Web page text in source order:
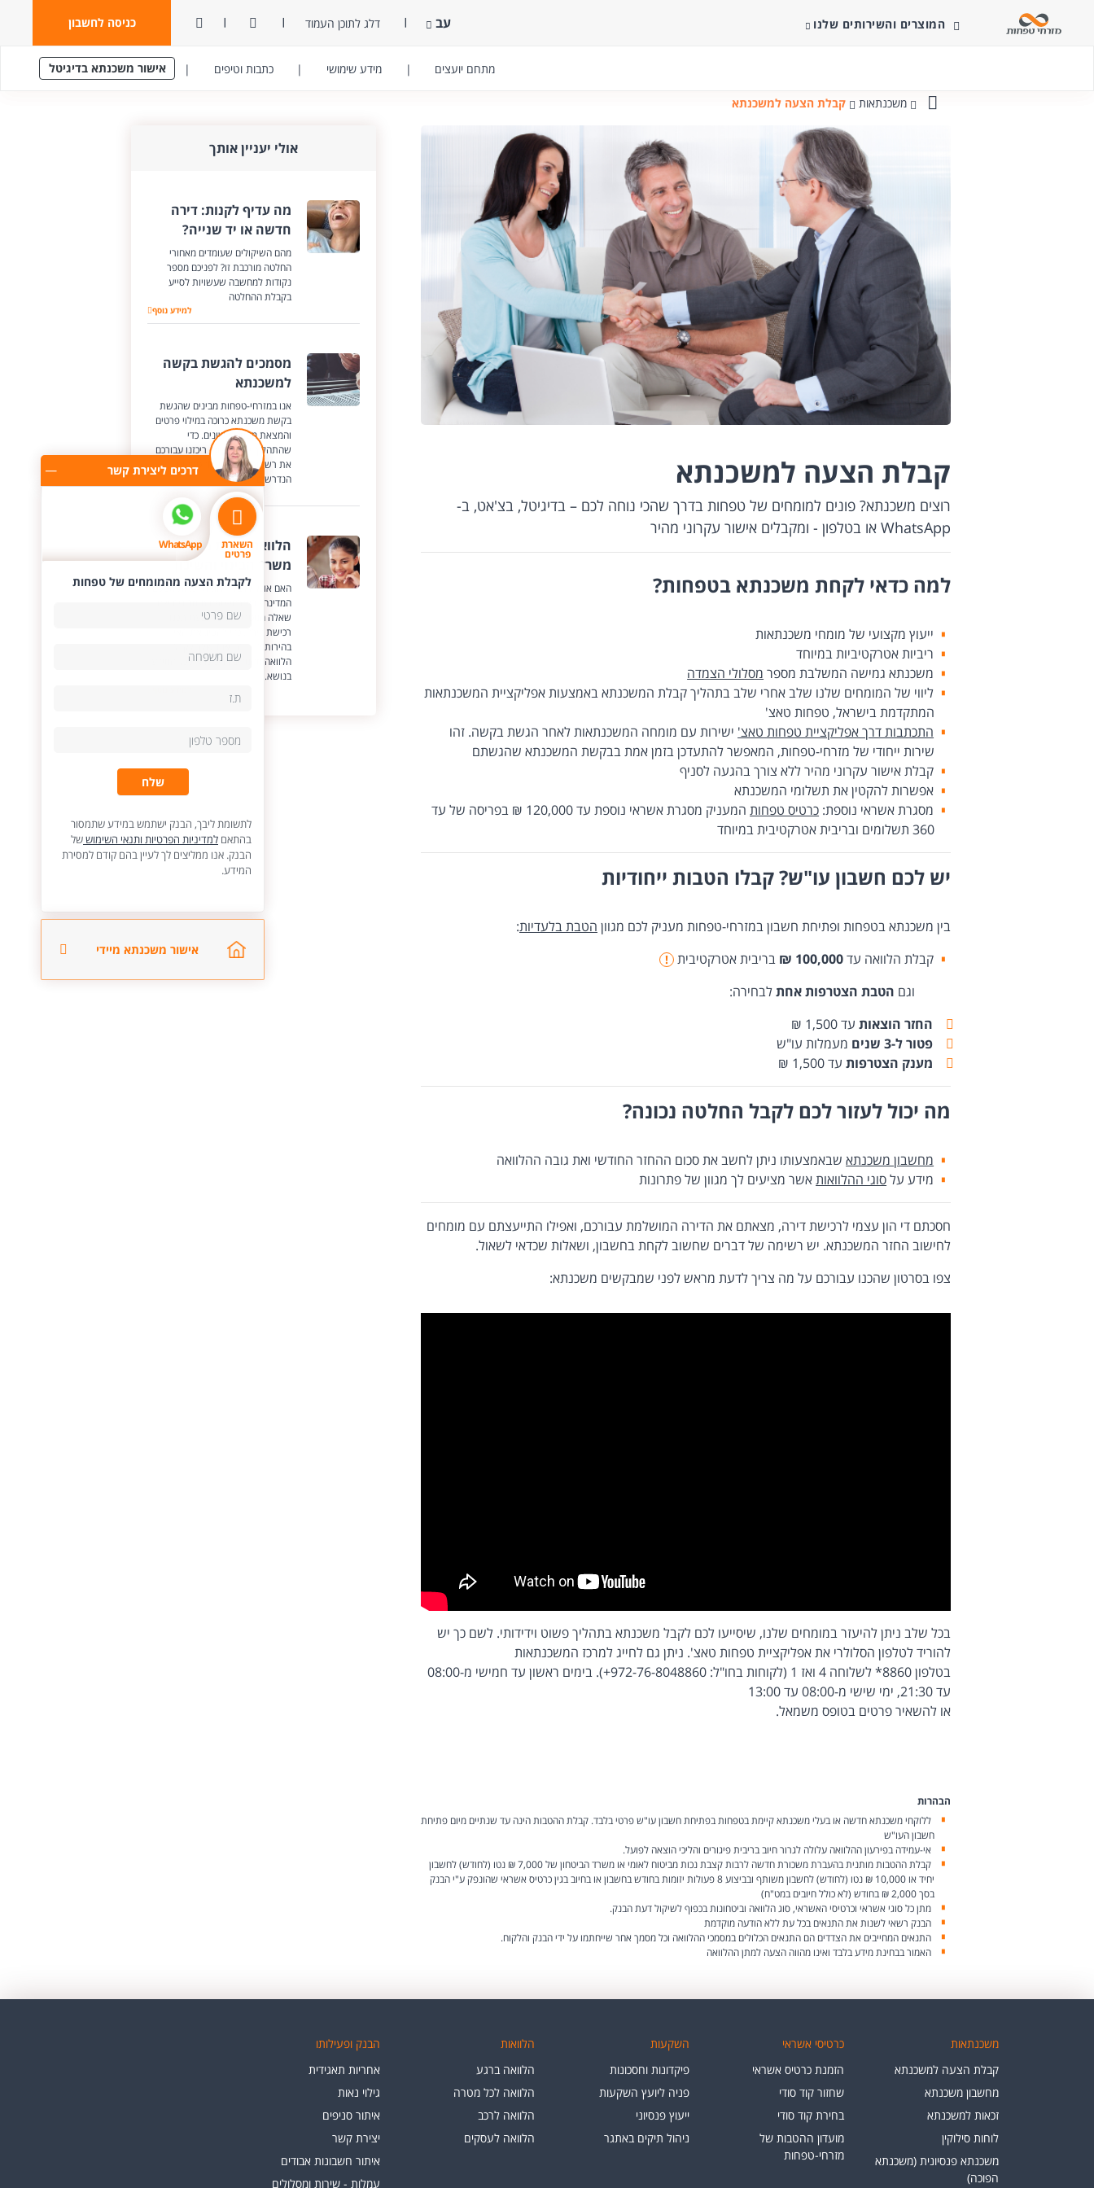
ניגודיות כניסה לחשבוןפתח חיפוש דלג לתוכן העמוד עב המוצרים והשירותים שלנו
מתחם יועצים | מידע שימושי | כתבות וטיפים | אישור משכנתא בדיגיטל
משכנתאות קבלת הצעה למשכנתא
קבלת הצעה למשכנתא
רוצים משכנתא? פונים למומחים של טפחות בדרך שהכי נוחה לכם – בדיגיטל, בצ'אט, ב-
WhatsApp או בטלפון - ומקבלים אישור עקרוני מהיר
למה כדאי לקחת משכנתא בטפחות?
ייעוץ מקצועי של מומחי משכנתאות
ריביות אטרקטיביות במיוחד
משכנתא גמישה​ המשלבת מספר מסלולי הצמדה
ליווי של המומחים שלנו שלב אחרי שלב בתהליך קבלת המשכנתא באמצעות אפליקציית המשכנתאות
המתקדמת בישראל, טפחות טאצ'
התכתבות דרך אפליקציית טפחות טאצ' ישירות עם מומחה המשכנתאות לאחר הגשת בקשה. זהו
שירות ייחודי של מזרחי-טפחות, המאפשר להתעדכן בזמן אמת בבקשת המשכנתא שהגשתם
קבלת אישור עקרוני מהיר ללא צורך בהגעה לסניף
אפשרות להקטין את תשלומי המשכנתא
מסגרת אשראי נוספת: כרטיס טפחות
המעניק מסגרת אשראי נוספת עד 120,000 ₪ בפריסה של עד
360 תשלומים ובריבית אטרקטיבית במיוחד
יש לכם חשבון עו"ש? קבלו הטבות ייחודיות
בין משכנתא בטפחות ופתיחת חשבון במזרחי-טפחות מעניק לכם מגוון הטבת בלעדיות:
קבלת הלוואה עד100,000 ₪ בריבית אטרקטיבית !
וגם הטבת הצטרפות אחתלבחירה:
החזר הוצאותעד 1,500 ₪
פטור ל-3 שנים
מעמלות עו"ש
מענק הצטרפות עד 1,500 ₪
מה יכול לעזור לכם לקבל החלטה נכונה?
מחשבון משכנתאשבאמצעותו ניתן לחשב את סכום ההחזר החודשי ואת גובה ההלוואה
מידע עלסוגי ההלוואותאשר מציעים לך מגוון של פתרונות
חסכתם די הון עצמי לרכישת דירה, מצאתם את הדירה המושלמת עבורכם, ואפילו התייעצתם עם מומחים
לחישוב החזר המשכנתא. יש רשימה של דברים שחשוב לקחת בחשבון, ושאלות שכדאי לשאול.
צפו בסרטון שהכנו עבורכם על מה צריך לדעת מראש לפני שמבקשים משכנתא:
בכל שלב ניתן להיעזר במומחים שלנו, שיסייעו לכם לקבל משכנתא בתהליך פשוט וידידותי. לשם כך יש
להוריד לטלפון הסלולרי את אפליקציית טפחות טאצ'. ניתן גם לחייג למרכז המשכנתאות
בטלפון 8860* לשלוחה 4 ואז 1 (לקוחות בחו"ל: 972-76-8048860+). בימים ראשון עד חמישי מ-08:00
עד 21:30, ימי שישי מ-08:00 עד 13:00
או להשאיר פרטים בטופס משמאל.
הבהרות
ללוקחי משכנתא חדשה או בעלי משכנתא קיימת בטפחות בפתיחת חשבון עו"ש פרטי בלבד. קבלת ההטבות הינה עד שנתיים מיום פתיחת
חשבון העו"ש
אי-עמידה בפירעון ההלוואה עלולה לגרור חיוב בריבית פיגורים והליכי הוצאה לפועל.
קבלת ההטבות מותנית בהעברת משכורת חדשה לרבות קצבת נכות מביטוח לאומי או משרד הביטחון של 7,000 ₪ נטו (לחודש) לחשבון
יחיד או 10,000 ₪ נטו (לחודש) לחשבון משותף ובביצוע 8 פעולות יזומות בחודש בחשבון או בחיוב בגין כרטיס אשראי שהונפק ע"י הבנק
בסך 2,000 ₪ בחודש (לא כולל חיובים במט"ח)
מתן כל סוגי אשראי וכרטיסי האשראי, סוג הלוואה וביטחונות בכפוף לשיקול דעת הבנק.
הבנק רשאי לשנות את התנאים בכל עת ללא הודעה מוקדמת
התנאים המחייבים את הצדדים הם התנאים הכלולים במסמכי ההלוואה וכל מסמך אחר שייחתמו על ידי הבנק והלקוח.
האמור בבחינת מידע בלבד ואינו מהווה הצעה למתן ההלוואה
אולי יעניין אותך
מה עדיף לקנות: דירה
חדשה או יד שנייה?
מהם השיקולים שעומדים מאחורי
החלטה מורכבת זו? לפניכם מספר
נקודות למחשבה שעשויות לסייע
בקבלת ההחלטה
מה עדיף לקנות: דירה חדשה או יד שנייה?
למידע נוסף
מסמכים להגשת בקשה
למשכנתא
אנו במזרחי-טפחות מבינים שהגשת
בקשת משכנתא כרוכה במילוי פרטים
והמצאת מסמכים שונים. כדי
שהתהליך יהיה פשוט, ריכזנו עבורכם
את רשימת המסמכים והטפסים
הנדרשים
הלוואת זכאות מטעם
משרד הבינוי והשיכון
האם אוכל לקבל הלוואת זכאות מטעם
המדינה? במזרחי-טפחות מבינים שזו
שאלה המטרידה אותך בעת תכנון
רכישת דירה. כדי להפיג את האי
בהירות לגבי הזכאות שלך לקבל
הלוואה מהמדינה ריכזנו את כל המידע
בנושא.
דרכים ליצירת קשר
השארת
פרטים
WhatsApp
לקבלת הצעה מהמומחים של טפחות
שלח
לתשומת ליבך, הבנק ישתמש במידע שתמסור
בהתאם למדיניות הפרטיות ותנאי השימוששל
הבנק. אנו ממליצים לך לעיין בהם קודם למסירת
המידע.
אישור משכנתא מיידי
משכנתאות
קבלת הצעה למשכנתא
מחשבון משכנתא
זכאות למשכנתא
לוחות סילוקין
משכנתא פנסיונית (משכנתא
הפוכה)
כרטיסי אשראי
הזמנת כרטיס אשראי
שחזור קוד סודי
בחירת קוד סודי
מועדון ההטבות של
מזרחי-טפחות
השקעות
פיקדונות וחסכונות
פניה ליועץ השקעות
ייעוץ פנסיוני
ניהול תיקים באתגר
הלוואות
הלוואה ברגע
הלוואה לכל מטרה
הלוואה לרכב
הלוואה לעסקים
הבנק ופעילותו
אחריות תאגידית
גילוי נאות
איתור סניפים
יצירת קשר
איתור חשבונות אבודים
עמלות - שירות ומסלולים